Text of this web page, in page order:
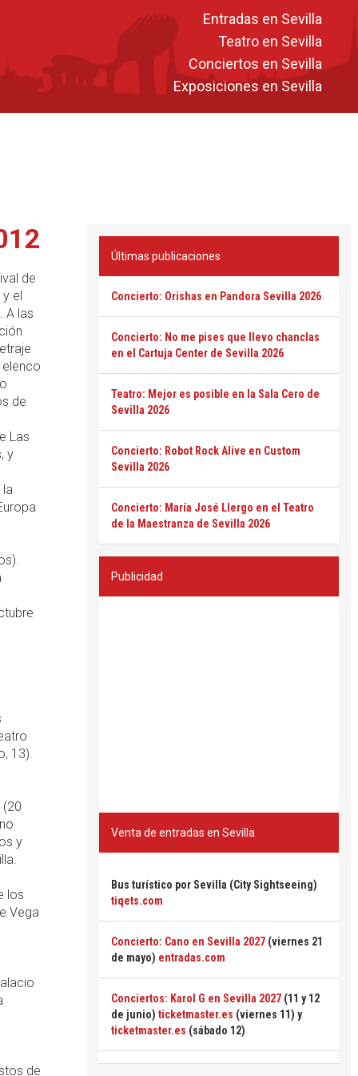
Entradas en Sevilla
Teatro en Sevilla
Conciertos en Sevilla
Exposiciones en Sevilla
de
el
. A las
de
Las
y
la
13).
y
los
Vega
de
Últimas publicaciones
Concierto: Orishas en Pandora Sevilla 2026
Concierto: No me pises que llevo chanclas
en el Cartuja Center de Sevilla 2026
Teatro: Mejor es posible en la Sala Cero de
Sevilla 2026
Concierto: Robot Rock Alive en Custom
Sevilla 2026
Concierto: María José Llergo en el Teatro
de la Maestranza de Sevilla 2026
Publicidad
Venta de entradas en Sevilla
Bus turístico por Sevilla (City Sightseeing)
tiqets.com
Concierto: Cano en Sevilla 2027 (viernes 21
de mayo) entradas.com
Conciertos: Karol G en Sevilla 2027 (11 y 12
de junio) ticketmaster.es (viernes 11) y
ticketmaster.es (sábado 12)